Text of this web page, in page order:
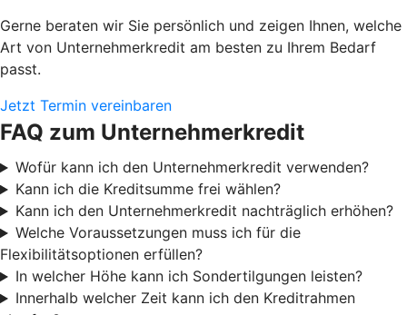
Gerne beraten wir Sie persönlich und zeigen Ihnen, welche
Art von Unternehmerkredit am besten zu Ihrem Bedarf
passt.
Jetzt Termin vereinbaren
FAQ zum Unternehmerkredit
Wofür kann ich den Unternehmerkredit verwenden?
Kann ich die Kreditsumme frei wählen?
Kann ich den Unternehmerkredit nachträglich erhöhen?
Welche Voraussetzungen muss ich für die
Flexibilitätsoptionen erfüllen?
In welcher Höhe kann ich Sondertilgungen leisten?
Innerhalb welcher Zeit kann ich den Kreditrahmen